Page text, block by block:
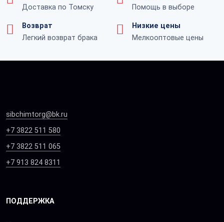
Доставка по Томску
Помощь в выборе
Возврат
Легкий возврат брака
Низкие цены
Мелкооптовые цены
sibchimtorg@bk.ru
+7 3822 511 580
+7 3822 511 065
+7 913 824 8311
ПОДДЕРЖКА